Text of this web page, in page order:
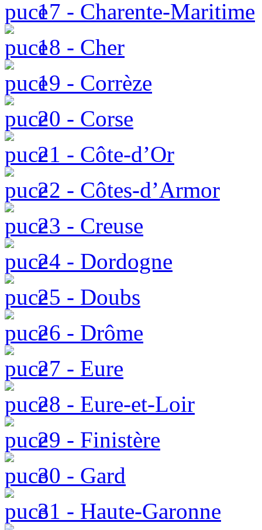
17 - Charente-Maritime
18 - Cher
19 - Corrèze
20 - Corse
21 - Côte-d’Or
22 - Côtes-d’Armor
23 - Creuse
24 - Dordogne
25 - Doubs
26 - Drôme
27 - Eure
28 - Eure-et-Loir
29 - Finistère
30 - Gard
31 - Haute-Garonne